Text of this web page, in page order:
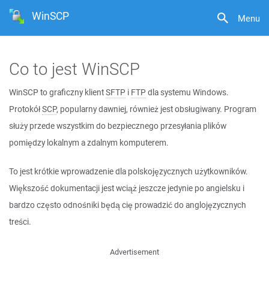
Menu
WinSCP
Co to jest WinSCP
WinSCP to graficzny klientSFTP i FTP dla systemu Windows.
ProtokółSCP, popularny dawniej, również jest obsługiwany. Program
służy przede wszystkim do bezpiecznego przesyłania plików
pomiędzy lokalnym a zdalnym komputerem.
To jest krótkie wprowadzenie dla polskojęzycznych użytkowników.
Większość dokumentacji jest wciąż jeszcze jedynie po angielsku i
bardzo często odnośniki będą cię prowadzić do anglojęzycznych
treści.
Advertisement